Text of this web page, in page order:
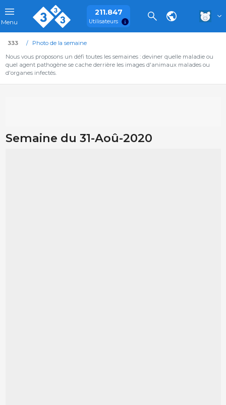
Menu
211.847
Utilisateurs
333
Photo de la semaine
Nous vous proposons un défi toutes les semaines : deviner quelle maladie ou
quel agent pathogène se cache derrière les images d'animaux malades ou
d'organes infectés.
Semaine du 31-Aoû-2020